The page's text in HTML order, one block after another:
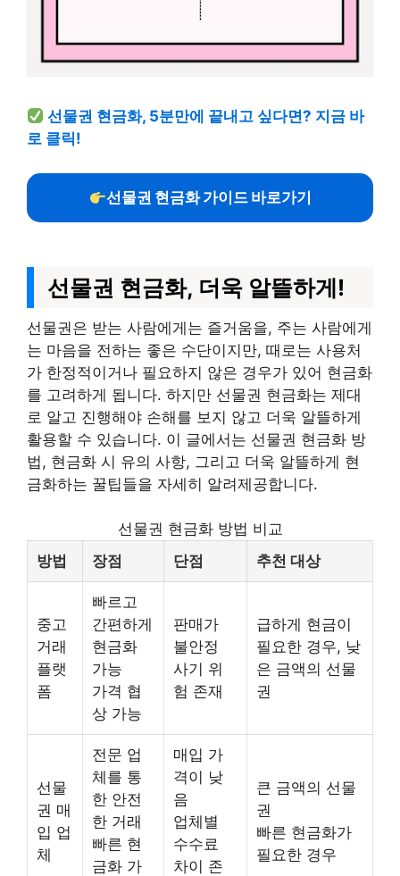
선물권 현금화, 5분만에 끝내고 싶다면? 지금 바
로 클릭!
선물권 현금화 가이드 바로가기
선물권 현금화, 더욱 알뜰하게!
선물권은 받는 사람에게는 즐거움을, 주는 사람에게
는 마음을 전하는 좋은 수단이지만, 때로는 사용처
가 한정적이거나 필요하지 않은 경우가 있어 현금화
를 고려하게 됩니다. 하지만 선물권 현금화는 제대
로 알고 진행해야 손해를 보지 않고 더욱 알뜰하게
활용할 수 있습니다. 이 글에서는 선물권 현금화 방
법, 현금화 시 유의 사항, 그리고 더욱 알뜰하게 현
금화하는 꿀팁들을 자세히 알려제공합니다.
선물권 현금화 방법 비교
방법
장점 단점 추천 대상
중고
거래
플랫
폼
빠르고
간편하게
현금화
가능
가격 협
상 가능
판매가
불안정
사기 위
험 존재
급하게 현금이
필요한 경우, 낮
은 금액의 선물
권
선물
권 매
입 업
체
전문 업
체를 통
한 안전
한 거래
빠른 현
금화 가
매입 가
격이 낮
음
업체별
수수료
차이 존
큰 금액의 선물
권
빠른 현금화가
필요한 경우